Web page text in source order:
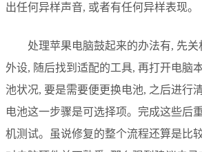
出任何异样声音, 或者有任何异样表现。
处理苹果电脑鼓起来的办法有, 先
外设, 随后找到适配的工具, 再打开电脑
池状况, 要是需要便更换电池, 之后进行
电池这一步骤是可选择项。完成这些后
机测试。虽说修复的整个流程还算是比